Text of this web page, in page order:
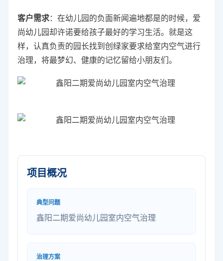
客户需求：在幼儿园的负面新闻遍地都是的时候，爱
尚幼儿园却许诺要给孩子最好的学习生活。就是这
样，认真负责的园长找到创绿家要求给室内空气进行
治理，将最梦幻、健康的记忆留给小朋友们。
项目概况
典型问题
鑫阳二期爱尚幼儿园室内空气治理
治理方案